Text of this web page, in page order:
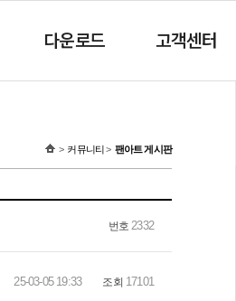
다운로드 고객센터
커뮤니티 팬아트 게시판
번호 2332
25-03-05 19:33 조회 17101